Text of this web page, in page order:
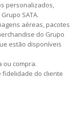
personalizados,
SATA.
aéreas, pacotes
do Grupo
estão disponíveis
ou compra.
fidelidade do cliente